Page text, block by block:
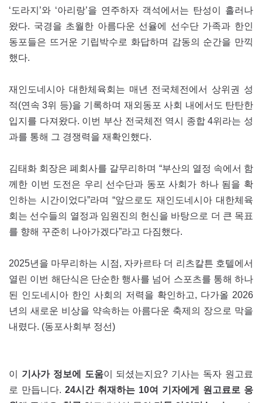
‘도라지’와 ‘아리랑’을 연주하자 객석에서는 탄성이 흘러나
왔다. 국경을 초월한 아름다운 선율에 선수단 가족과 한인
동포들은 뜨거운 기립박수로 화답하며 감동의 순간을 만끽
했다.
재인도네시아 대한체육회는 매년 전국체전에서 상위권 성
적(연속 3위 등)을 기록하며 재외동포 사회 내에서도 탄탄한
입지를 다져왔다. 이번 부산 전국체전 역시 종합 4위라는 성
과를 통해 그 경쟁력을 재확인했다.
김태화 회장은 폐회사를 갈무리하며 “부산의 열정 속에서 함
께한 이번 도전은 우리 선수단과 동포 사회가 하나 됨을 확
인하는 시간이었다”라며 “앞으로도 재인도네시아 대한체육
회는 선수들의 열정과 임원진의 헌신을 바탕으로 더 큰 목표
를 향해 꾸준히 나아가겠다”라고 다짐했다.
2025년을 마무리하는 시점, 자카르타 더 리츠칼튼 호텔에서
열린 이번 해단식은 단순한 행사를 넘어 스포츠를 통해 하나
된 인도네시아 한인 사회의 저력을 확인하고, 다가올 2026
년의 새로운 비상을 약속하는 아름다운 축제의 장으로 막을
내렸다. (동포사회부 정선)
이 기사가 정보에 도움이 되셨는지요? 기사는 독자 원고료
로 만듭니다. 24시간 취재하는 10여 기자에게 원고료로 응